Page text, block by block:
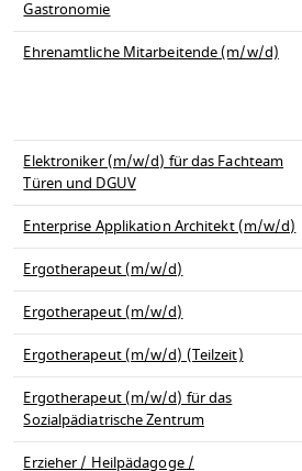
Gastronomie
Ehrenamtliche Mitarbeitende (m/w/d)
Elektroniker (m/w/d) für das Fachteam
Türen und DGUV
Enterprise Applikation Architekt (m/w/d)
Ergotherapeut (m/w/d)
Ergotherapeut (m/w/d)
Ergotherapeut (m/w/d) (Teilzeit)
Ergotherapeut (m/w/d) für das
Sozialpädiatrische Zentrum
Erzieher / Heilpädagoge /